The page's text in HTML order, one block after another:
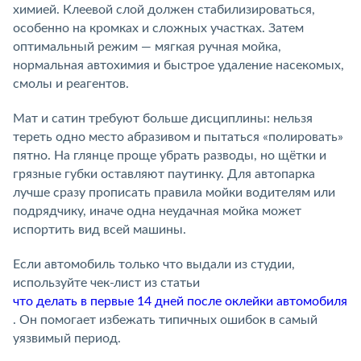
химией. Клеевой слой должен стабилизироваться,
особенно на кромках и сложных участках. Затем
оптимальный режим — мягкая ручная мойка,
нормальная автохимия и быстрое удаление насекомых,
смолы и реагентов.
Мат и сатин требуют больше дисциплины: нельзя
тереть одно место абразивом и пытаться «полировать»
пятно. На глянце проще убрать разводы, но щётки и
грязные губки оставляют паутинку. Для автопарка
лучше сразу прописать правила мойки водителям или
подрядчику, иначе одна неудачная мойка может
испортить вид всей машины.
Если автомобиль только что выдали из студии,
используйте чек-лист из статьи
что делать в первые 14 дней после оклейки автомобиля
. Он помогает избежать типичных ошибок в самый
уязвимый период.